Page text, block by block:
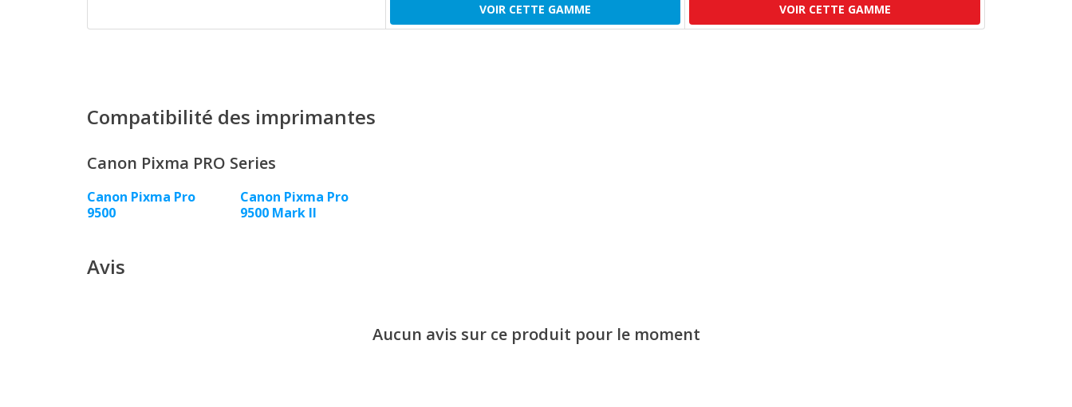
VOIR CETTE GAMME VOIR CETTE GAMME
Compatibilité des imprimantes
Canon Pixma PRO Series
Canon Pixma Pro
9500
Canon Pixma Pro
9500 Mark II
Avis
Aucun avis sur ce produit pour le moment